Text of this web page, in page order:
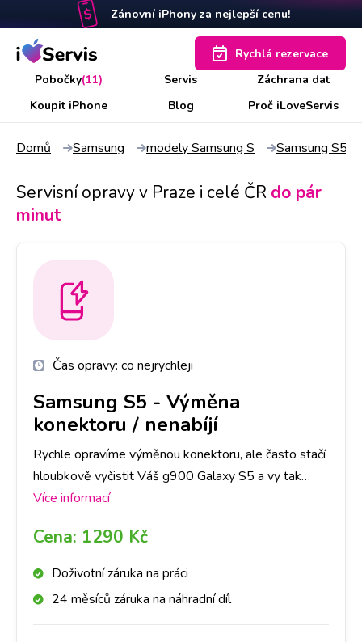
Zánovní iPhony za nejlepší cenu!
Pobočky(11) Servis
Záchrana dat
Koupit iPhone
Blog Proč iLoveServis
Rychlá rezervace
Domů Samsung modely Samsung S Samsung S5
Servisní opravy v Praze i celé ČR do pár
minut
Čas opravy: co nejrychleji
Samsung S5 - Výměna
konektoru / nenabíjí
Rychle opravíme výměnou konektoru, ale často stačí
hloubkově vyčistit Váš g900 Galaxy S5 a vy tak
ušetříte čas i peníze. Nejlepší je nyní se zastavit na
Více informací
Cena: 1290 Kč
Doživotní záruka na práci
24 měsíců záruka na náhradní díl